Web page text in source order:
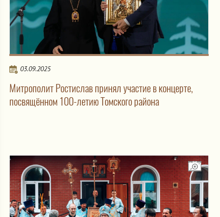
03.09.2025
Митрополит Ростислав принял участие в концерте,
посвящённом 100-летию Томского района